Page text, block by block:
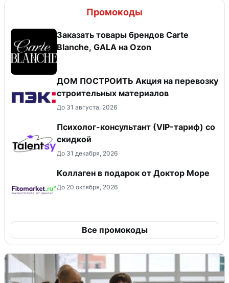
Промокоды
Заказать товары брендов Carte
Blanche, GALA на Ozon
ДОМ ПОСТРОИТЬ Акция на перевозку
строительных материалов
До 31 августа, 2026
Психолог-консультант (VIP-тариф) со
скидкой
До 31 декабря, 2026
Коллаген в подарок от Доктор Море
До 20 октября, 2026
Все промокоды